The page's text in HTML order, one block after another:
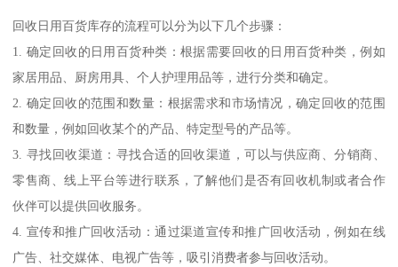
回收日用百货库存的流程可以分为以下几个步骤：
1. 确定回收的日用百货种类：根据需要回收的日用百货种类，例如
家居用品、厨房用具、个人护理用品等，进行分类和确定。
2. 确定回收的范围和数量：根据需求和市场情况，确定回收的范围
和数量，例如回收某个的产品、特定型号的产品等。
3. 寻找回收渠道：寻找合适的回收渠道，可以与供应商、分销商、
零售商、线上平台等进行联系，了解他们是否有回收机制或者合作
伙伴可以提供回收服务。
4. 宣传和推广回收活动：通过渠道宣传和推广回收活动，例如在线
广告、社交媒体、电视广告等，吸引消费者参与回收活动。